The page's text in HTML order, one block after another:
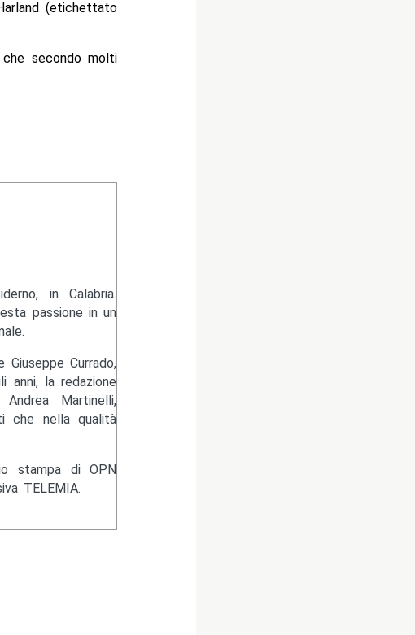
(etichettato
secondo molti
in Calabria.
passione in un
Currado,
la redazione
Martinelli,
che nella qualità
stampa di OPN
TELEMIA.